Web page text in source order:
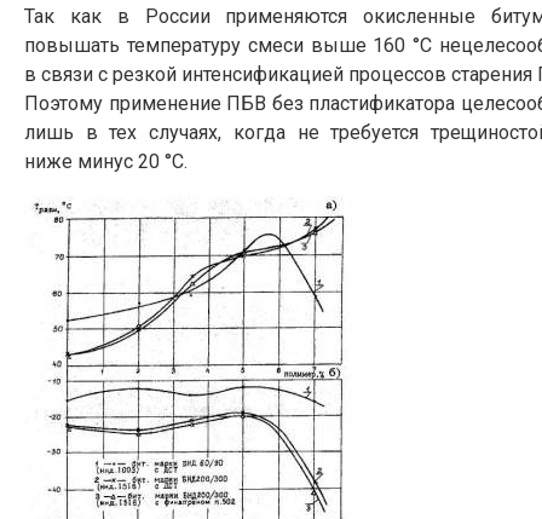
Так как в России применяются окисленные
повышать температуру смеси выше 160 °С
в связи с резкой интенсификацией процессов
Поэтому применение ПБВ без пластификатора
лишь в тех случаях, когда не требуется
ниже минус 20 °С.